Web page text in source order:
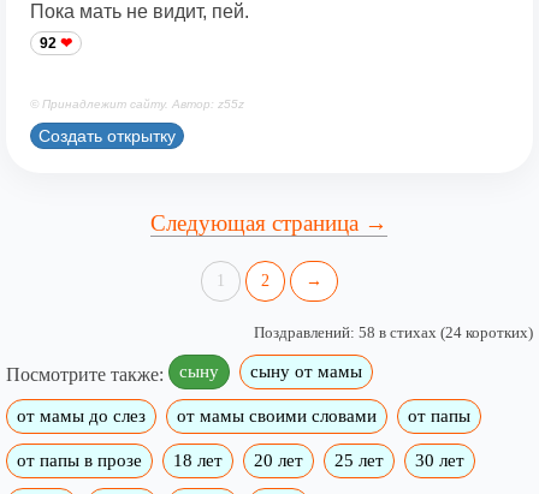
Пока мать не видит, пей.
92
© Принадлежит сайту. Автор: z55z
Создать открытку
Следующая страница →
1 2 →
Поздравлений: 58 в стихах (24 коротких)
Посмотрите также: сыну сыну от мамы
от мамы до слез от мамы своими словами от папы
от папы в прозе 18 лет 20 лет 25 лет 30 лет